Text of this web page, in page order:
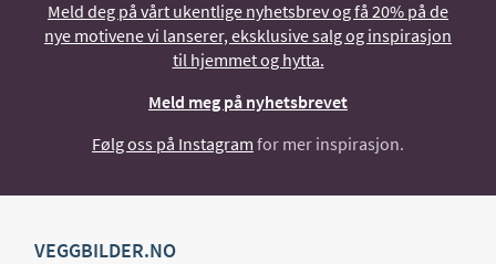
Meld deg på vårt ukentlige nyhetsbrev og få 20% på de
nye motivene vi lanserer, eksklusive salg og inspirasjon
til hjemmet og hytta.
Meld meg på nyhetsbrevet
Følg oss på Instagram for mer inspirasjon.
VEGGBILDER.NO